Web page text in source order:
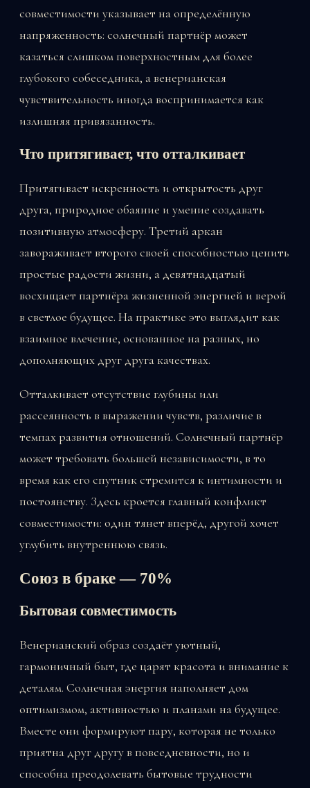
совместимости указывает на определённую
напряженность: солнечный партнёр может
казаться слишком поверхностным для более
глубокого собеседника, а венерианская
чувствительность иногда воспринимается как
излишняя привязанность.
Что притягивает, что отталкивает
Притягивает искренность и открытость друг
друга, природное обаяние и умение создавать
позитивную атмосферу. Третий аркан
завораживает второго своей способностью ценить
простые радости жизни, а девятнадцатый
восхищает партнёра жизненной энергией и верой
в светлое будущее. На практике это выглядит как
взаимное влечение, основанное на разных, но
дополняющих друг друга качествах.
Отталкивает отсутствие глубины или
рассеянность в выражении чувств, различие в
темпах развития отношений. Солнечный партнёр
может требовать большей независимости, в то
время как его спутник стремится к интимности и
постоянству. Здесь кроется главный конфликт
совместимости: один тянет вперёд, другой хочет
углубить внутреннюю связь.
Союз в браке — 70%
Бытовая совместимость
Венерианский образ создаёт уютный,
гармоничный быт, где царят красота и внимание к
деталям. Солнечная энергия наполняет дом
оптимизмом, активностью и планами на будущее.
Вместе они формируют пару, которая не только
приятна друг другу в повседневности, но и
способна преодолевать бытовые трудности